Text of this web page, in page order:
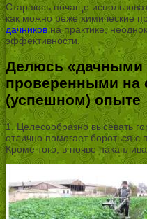
Стараюсь почаще
как можно реже химические
дачниковна практике,
эффективности.
Делюсь «дачными
проверенными на
(успешном) опыте
1. Целесообразно высевать
отлично помогает бороться
Кроме того, в почве